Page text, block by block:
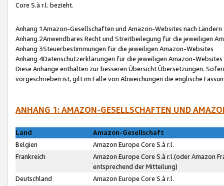
Core S.à r.l. bezieht.
Anhang 1Amazon-Gesellschaften und Amazon-Websites nach Ländern
Anhang 2Anwendbares Recht und Streitbeilegung für die jeweiligen
Anhang 3Steuerbestimmungen für die jeweiligen Amazon-Websites
Anhang 4Datenschutzerklärungen für die jeweiligen Amazon-Websites
Diese Anhänge enthalten zur besseren Übersicht Übersetzungen.
vorgeschrieben ist, gilt im Falle von Abweichungen die englische
ANHANG 1: AMAZON-GESELLSCHAFTEN UND
Land
Amazon-Gesellschaft
Belgien
Amazon Europe Core S.à r.l.
Frankreich
Amazon Europe Core S.à r.l.(oder Amazon
entsprechend der Mitteilung)
Deutschland
Amazon Europe Core S.à r.l.